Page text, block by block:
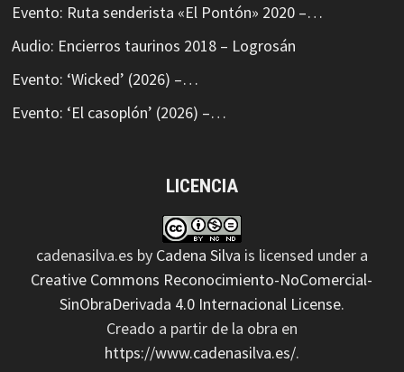
Evento: Ruta senderista «El Pontón» 2020 –…
Audio: Encierros taurinos 2018 – Logrosán
Evento: ‘Wicked’ (2026) –…
Evento: ‘El casoplón’ (2026) –…
LICENCIA
cadenasilva.es by Cadena Silva is licensed under a
Creative Commons Reconocimiento-NoComercial-
SinObraDerivada 4.0 Internacional License.
Creado a partir de la obra en
https://www.cadenasilva.es/.